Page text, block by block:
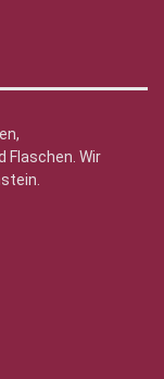
Flaschen. Wir